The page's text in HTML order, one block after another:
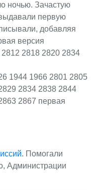
ночью. Зачастую
первую
добавляя
версия
2818 2820 2834
1944 1966 2801 2805
2834 2838 2844
2867 первая
. Помогали
Администрации